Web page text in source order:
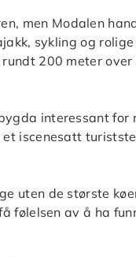
men Modalen
sykling og
200 meter
interessant for
iscenesatt
uten de største
følelsen av å ha